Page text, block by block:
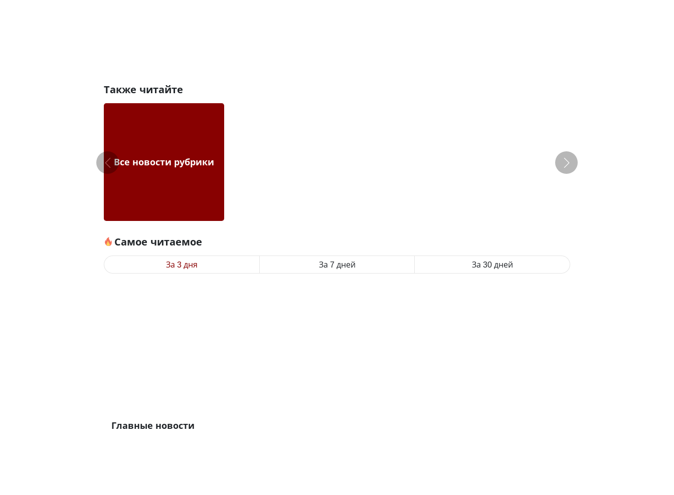
Также читайте
Все новости рубрики
Самое читаемое
За 3 дня За 7 дней За 30 дней
Главные новости